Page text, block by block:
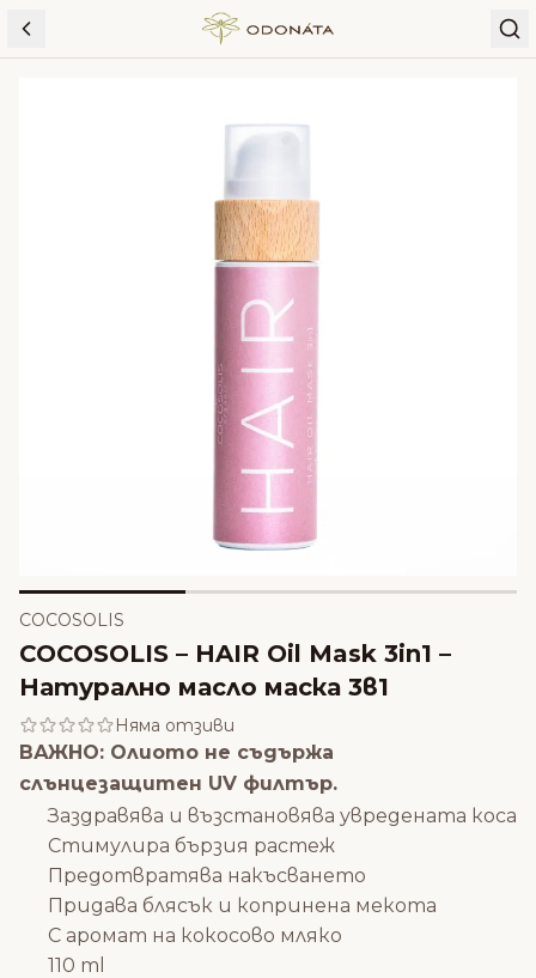
Skip to content
COCOSOLIS
COCOSOLIS – HAIR Oil Mask 3in1 –
Натурално масло маска 3в1
Няма отзиви
ВАЖНО: Олиото не съдържа
слънцезащитен UV филтър.
Заздравява и възстановява увредената коса
Стимулира бързия растеж
Предотвратява накъсването
Придава блясък и копринена мекота
С аромат на кокосово мляко
110 ml